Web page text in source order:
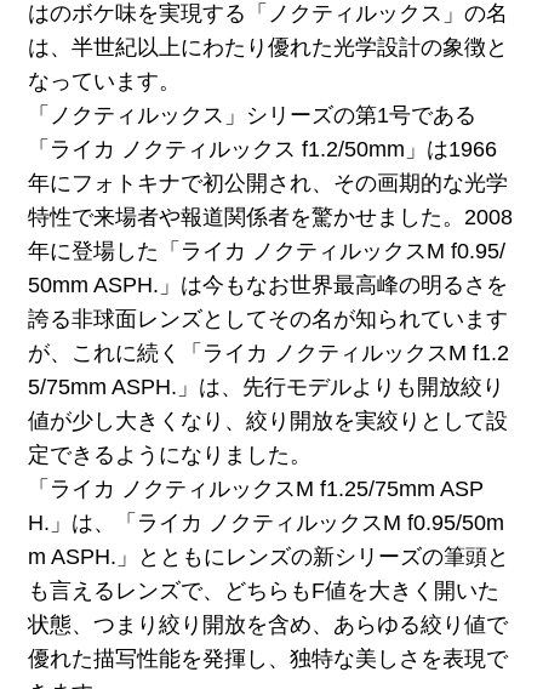
はのボケ味を実現する「ノクティルックス」の名
は、半世紀以上にわたり優れた光学設計の象徴と
なっています。
「ノクティルックス」シリーズの第1号である
「ライカ ノクティルックス f1.2/50mm」は1966
年にフォトキナで初公開され、その画期的な光学
特性で来場者や報道関係者を驚かせました。2008
年に登場した「ライカ ノクティルックスM f0.95/
50mm ASPH.」は今もなお世界最高峰の明るさを
誇る非球面レンズとしてその名が知られています
が、これに続く「ライカ ノクティルックスM f1.2
5/75mm ASPH.」は、先行モデルよりも開放絞り
値が少し大きくなり、絞り開放を実絞りとして設
定できるようになりました。
「ライカ ノクティルックスM f1.25/75mm ASP
H.」は、「ライカ ノクティルックスM f0.95/50m
m ASPH.」とともにレンズの新シリーズの筆頭と
も言えるレンズで、どちらもF値を大きく開いた
状態、つまり絞り開放を含め、あらゆる絞り値で
優れた描写性能を発揮し、独特な美しさを表現で